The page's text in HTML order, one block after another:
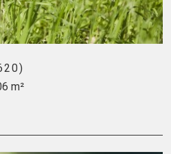
m²